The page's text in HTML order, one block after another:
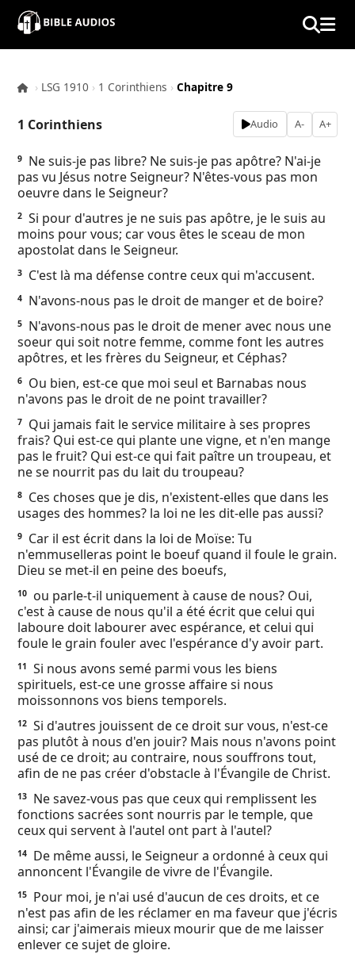
×
Contacts
About
Copyright
Download
L.O.A
Ebook
› LSG 1910 › 1 Corinthiens › Chapitre 9
1 Corinthiens Audio A- A+
9
Ne suis-je pas libre? Ne suis-je pas apôtre? N'ai-je
pas vu Jésus notre Seigneur? N'êtes-vous pas mon
oeuvre dans le Seigneur?
2 Si pour d'autres je ne suis pas apôtre, je le suis au
moins pour vous; car vous êtes le sceau de mon
apostolat dans le Seigneur.
3 C'est là ma défense contre ceux qui m'accusent.
4 N'avons-nous pas le droit de manger et de boire?
5
N'avons-nous pas le droit de mener avec nous une
soeur qui soit notre femme, comme font les autres
apôtres, et les frères du Seigneur, et Céphas?
6
Ou bien, est-ce que moi seul et Barnabas nous
n'avons pas le droit de ne point travailler?
7
Qui jamais fait le service militaire à ses propres
frais? Qui est-ce qui plante une vigne, et n'en mange
pas le fruit? Qui est-ce qui fait paître un troupeau, et
ne se nourrit pas du lait du troupeau?
8
Ces choses que je dis, n'existent-elles que dans les
usages des hommes? la loi ne les dit-elle pas aussi?
9
Car il est écrit dans la loi de Moïse: Tu
n'emmuselleras point le boeuf quand il foule le grain.
Dieu se met-il en peine des boeufs,
10
ou parle-t-il uniquement à cause de nous? Oui,
c'est à cause de nous qu'il a été écrit que celui qui
laboure doit labourer avec espérance, et celui qui
foule le grain fouler avec l'espérance d'y avoir part.
11
Si nous avons semé parmi vous les biens
spirituels, est-ce une grosse affaire si nous
moissonnons vos biens temporels.
12 Si d'autres jouissent de ce droit sur vous, n'est-ce
pas plutôt à nous d'en jouir? Mais nous n'avons point
usé de ce droit; au contraire, nous souffrons tout,
afin de ne pas créer d'obstacle à l'Évangile de Christ.
13
Ne savez-vous pas que ceux qui remplissent les
fonctions sacrées sont nourris par le temple, que
ceux qui servent à l'autel ont part à l'autel?
14
De même aussi, le Seigneur a ordonné à ceux qui
annoncent l'Évangile de vivre de l'Évangile.
15
Pour moi, je n'ai usé d'aucun de ces droits, et ce
n'est pas afin de les réclamer en ma faveur que j'écris
ainsi; car j'aimerais mieux mourir que de me laisser
enlever ce sujet de gloire.